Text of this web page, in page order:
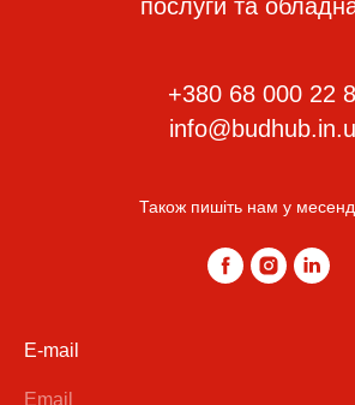
послуги та
+380 68 000 22
Також пишіть нам у
E-mail